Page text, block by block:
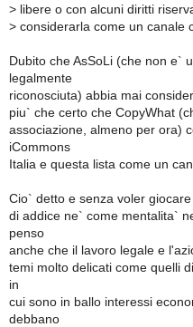
> libere o con alcuni diritti
> considerarla come un canale
Dubito che AsSoLi (che non e`
legalmente
riconosciuta) abbia mai
piu` che certo che CopyWhat
associazione, almeno per ora)
iCommons
Italia e questa lista come un
Cio` detto e senza voler
di addice ne` come mentalita`
penso
anche che il lavoro legale e
temi molto delicati come quelli
in
cui sono in ballo interessi
debbano